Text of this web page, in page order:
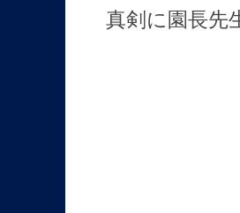
真剣に園長先